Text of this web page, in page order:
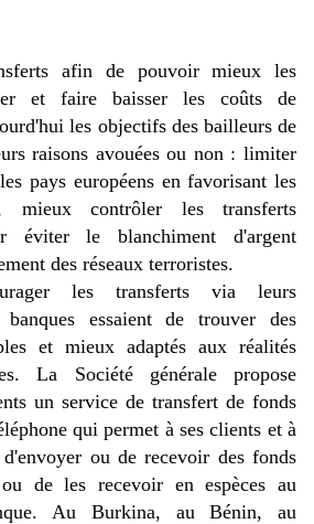
afin de pouvoir mieux les
et faire baisser les coûts de
les objectifs des bailleurs de
raisons avouées ou non : limiter
pays européens en favorisant les
mieux contrôler les transferts
éviter le blanchiment d'argent
des réseaux terroristes.
les transferts via leurs
banques essaient de trouver des
et mieux adaptés aux réalités
La Société générale propose
un service de transfert de fonds
qui permet à ses clients et à
ou de recevoir des fonds
de les recevoir en espèces au
Au Burkina, au Bénin, au